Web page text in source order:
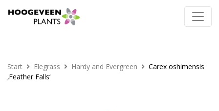
Start Elegrass Hardy and Evergreen
Carex oshimensis
‚Feather Falls‘